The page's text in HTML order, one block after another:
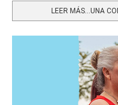
LEER MÁS…UNA